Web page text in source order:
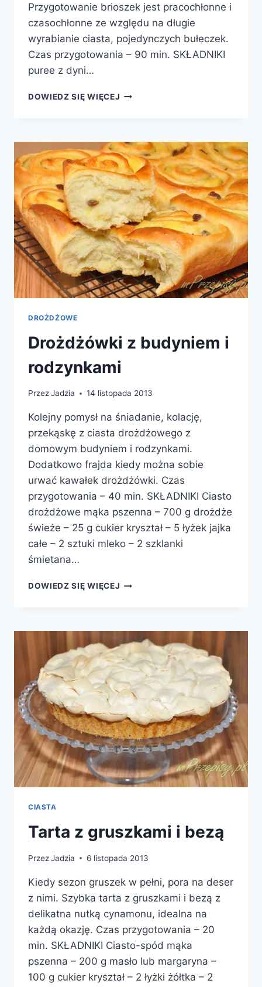
Przygotowanie brioszek jest pracochłonne i
czasochłonne ze względu na długie
wyrabianie ciasta, pojedynczych bułeczek.
Czas przygotowania – 90 min. SKŁADNIKI
puree z dyni…
DOWIEDZ SIĘ WIĘCEJ BRIOSZKI
DROŻDŻOWE
Drożdżówki z budyniem i
rodzynkami
PrzezJadzia 14 listopada 2013
Kolejny pomysł na śniadanie, kolację,
przekąskę z ciasta drożdżowego z
domowym budyniem i rodzynkami.
Dodatkowo frajda kiedy można sobie
urwać kawałek drożdżówki. Czas
przygotowania – 40 min. SKŁADNIKI Ciasto
drożdżowe mąka pszenna – 700 g drożdże
świeże – 25 g cukier kryształ – 5 łyżek jajka
całe – 2 sztuki mleko – 2 szklanki
śmietana…
DOWIEDZ SIĘ WIĘCEJ DROŻDŻÓWKI
RODZYNKAMI
CIASTA
Tarta z gruszkami i bezą
PrzezJadzia 6 listopada 2013
Kiedy sezon gruszek w pełni, pora na deser
z nimi. Szybka tarta z gruszkami i bezą z
delikatna nutką cynamonu, idealna na
każdą okazję. Czas przygotowania – 20
min. SKŁADNIKI Ciasto-spód mąka
pszenna – 200 g masło lub margaryna –
100 g cukier kryształ – 2 łyżki żółtka – 2